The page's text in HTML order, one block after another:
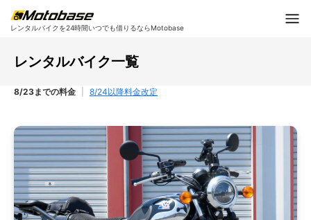
レンタルバイクを24時間いつでも借りるならMotobase
レンタルバイク一覧
8/23までの料金 8/24以降料金改定